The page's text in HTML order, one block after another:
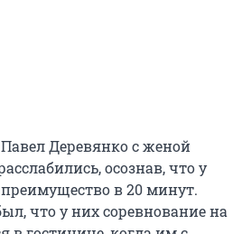
Деревянко с женой
осознав, что у
в 20 минут.
что у них соревнование на